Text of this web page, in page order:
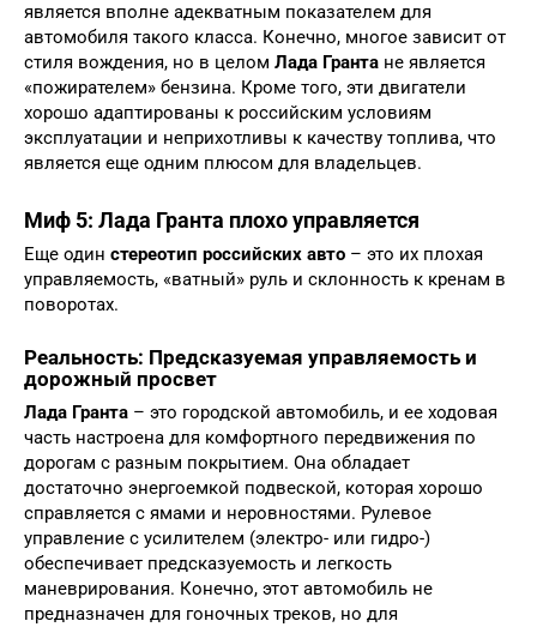
является вполне адекватным показателем для
автомобиля такого класса. Конечно, многое зависит от
стиля вождения, но в целом Лада Гранта не является
«пожирателем» бензина. Кроме того, эти двигатели
хорошо адаптированы к российским условиям
эксплуатации и неприхотливы к качеству топлива, что
является еще одним плюсом для владельцев.
Миф 5: Лада Гранта плохо управляется
Еще один стереотип российских авто – это их плохая
управляемость, «ватный» руль и склонность к кренам в
поворотах.
Реальность: Предсказуемая управляемость и
дорожный просвет
Лада Гранта – это городской автомобиль, и ее ходовая
часть настроена для комфортного передвижения по
дорогам с разным покрытием. Она обладает
достаточно энергоемкой подвеской, которая хорошо
справляется с ямами и неровностями. Рулевое
управление с усилителем (электро- или гидро-)
обеспечивает предсказуемость и легкость
маневрирования. Конечно, этот автомобиль не
предназначен для гоночных треков, но для